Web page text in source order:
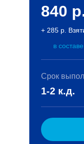
840
+ 285 р.
в
Срок
1-2 к.д.